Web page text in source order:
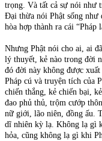
trọng. Và tất cả sự nói như
Đại thừa nói Phật sống như
hòa hợp thành ra cái “Pháp
Nhưng Phật nói cho ai, ai
lý thuyết, kẻ nào trong đời
đó đời này không được
Pháp cú và truyện tích của
chiến thắng, kẻ chiến bại,
đao phủ thủ, trộm cướp
nữ giới, lão niên, đồng ấu.
dĩ nhiên kỳ lạ. Không lạ gì
hỏa, cũng không lạ gì khi